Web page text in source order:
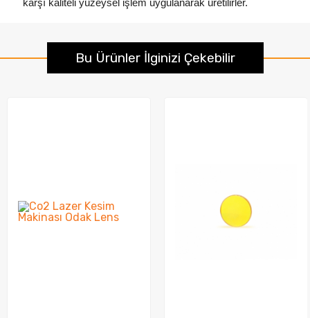
karşı kaliteli yüzeysel işlem uygulanarak üretilirler.
Bu Ürünler İlginizi Çekebilir